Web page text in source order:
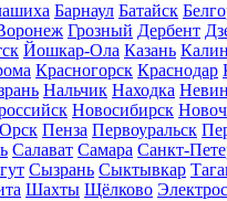
Барнаул Батайск
Грозный Дербент
Йошкар-Ола Казань
Красногорск Краснодар
Нальчик Находка
Новосибирск
Орск Пенза Первоуральск
Салават Самара Санкт-
Сызрань Сыктывкар
Шахты Щёлково